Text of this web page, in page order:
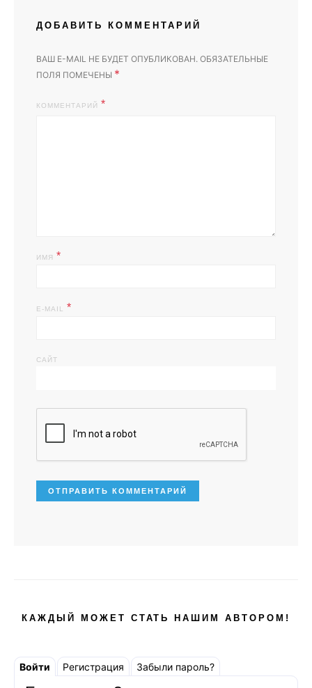
ДОБАВИТЬ КОММЕНТАРИЙ
ВАШ E-MAIL НЕ БУДЕТ ОПУБЛИКОВАН. ОБЯЗАТЕЛЬНЫЕ
ПОЛЯ ПОМЕЧЕНЫ *
КОММЕНТАРИЙ
ИМЯ *
E-MAIL *
САЙТ
КАЖДЫЙ МОЖЕТ СТАТЬ НАШИМ АВТОРОМ!
Войти Регистрация Забыли пароль?